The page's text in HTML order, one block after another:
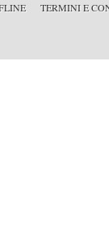
TERMINI E